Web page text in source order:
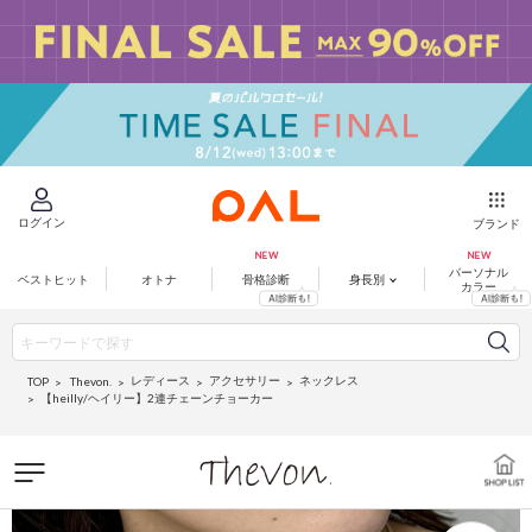
ログイン ブランド
ベストヒット オトナ 骨格診断 身長別
パーソナル
カラー
TOP Thevon. レディース アクセサリー
ネックレス
【heilly/ヘイリー】2連チェーンチョーカー